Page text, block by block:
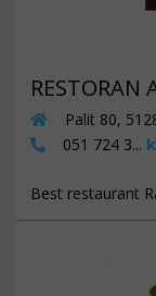
RESTORAN
Palit 80,
051 724 3...
Best restaurant